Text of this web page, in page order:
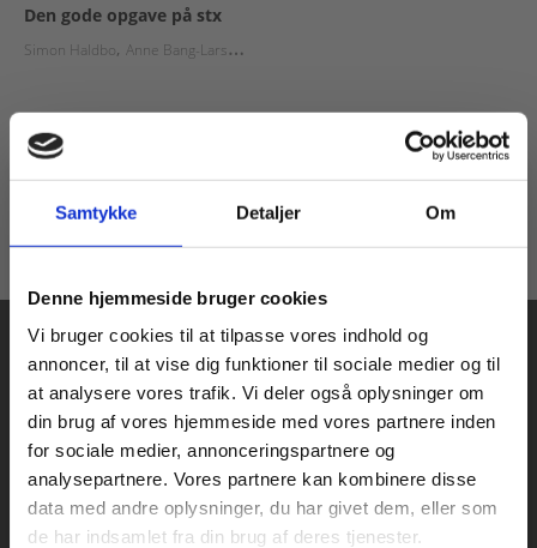
Samtykke Detaljer Om
Denne hjemmeside bruger cookies
Vi bruger cookies til at tilpasse vores indhold og
annoncer, til at vise dig funktioner til sociale medier og til
at analysere vores trafik. Vi deler også oplysninger om
din brug af vores hjemmeside med vores partnere inden
for sociale medier, annonceringspartnere og
analysepartnere. Vores partnere kan kombinere disse
data med andre oplysninger, du har givet dem, eller som
de har indsamlet fra din brug af deres tjenester.
Den gode opgave på stx
Simon Haldbo Anne Bang-Larsen
Fra
Praxis Forlag A/S
CVR 41280921
Køb læremidler og find masterclasses mm.
Fortsæt som:
For privatkunder og
studerende. Du får
vist priser inkl.
For institutioner og
virksomheder. Du
får vist priser ekskl.